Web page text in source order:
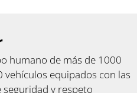
humano de más de 1000
vehículos equipados con las
seguridad y respeto